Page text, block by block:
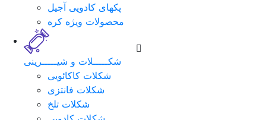
پکهای کادویی آجیل
محصولات ویژه کره
شکـــــلات و شیـــــرینی
شکلات کاکائویی
شکلات فانتزی
شکلات تلخ